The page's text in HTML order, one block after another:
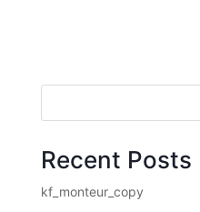
Recent Posts
kf_monteur_copy